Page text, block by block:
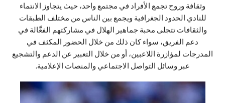
وثقافة وروح تجمع الأفراد في مجتمع واحد، حيث يتجاوز الانتماء
للنادي الحدود الجغرافية ويجمع بين الناس من مختلف الطبقات
والثقافات تتجلى محبة جماهير الهلال في مشاركتهم الفعَّالة في
دعم الفريق، سواء كان ذلك من خلال الحضور المكثف في
المدرجات لمؤازرة اللاعبين، أو من خلال التعبير عن الدعم والتشجيع
عبر وسائل التواصل الاجتماعي والمنصات الإعلامية.